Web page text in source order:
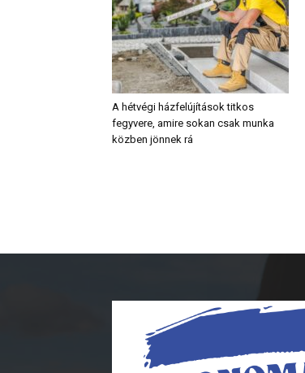
A hétvégi házfelújítások titkos
fegyvere, amire sokan csak munka
közben jönnek rá